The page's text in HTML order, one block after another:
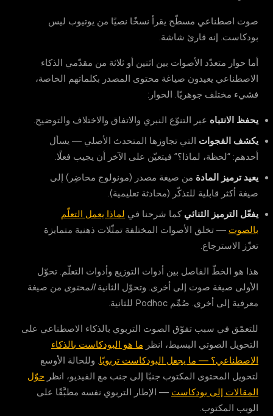
صوت اصطناعي مسطّح يقرأ نسخًا نصيًا من يوتيوب ليس
بودكاست. إنه قارئ شاشة.
أما حوار متعدّد الأصوات بين اثنين أو ثلاثة من مقدّمي الذكاء
الاصطناعي يعيدون صياغة محتوى المصدر بكلماتهم الخاصة،
فشيء مختلف جوهريًا. الحوار:
يحفظ الانتباه عبر التنوّع النبري والاتفاق والاختلاف والتوضيح.
يكشف الفجوات التي تجاوزها المتحدث الأصلي — يسأل
أحدهم: “لحظة، لماذا؟” فيتعيّن على الآخر أن يجيب فعلًا.
يعيد ترميز المادة من صيغة مصدر (مونولوج محاضِر) إلى
صيغة أكثر قابلية للتذكّر (محادثة تعليمية).
يفعّل الترميز الثنائي كما شرحنا في لماذا يعمل التعلّم
بالصوت — تخلق الأصوات المختلفة تمثّلات ذهنية متمايزة
تعزّز الاسترجاع.
هذا هو الخطّ الفاصل بين أدوات التوزيع وأدوات التعلّم. تحوّل
الأولى صيغة صوت إلى أخرى. وتحوّل الثانيةالمحتوى من صيغة
معرفية إلى أخرى. صُمِّم Podhoc للثانية.
للتعمّق في سبب تفوّق الصوت التربوي بالذكاء الاصطناعي على
التحويل الصوتي البسيط، انظر ما هو البودكاست بالذكاء
الاصطناعي؟ — ما يجعل البودكاست تربويًا. وللحالة الأوسع
لتحويل المحتوى المكتوب جنبًا إلى جنب مع الفيديو، انظر حوّل
المقالات إلى بودكاست — الإطار التربوي نفسه مطبَّقًا على
الويب المكتوب.